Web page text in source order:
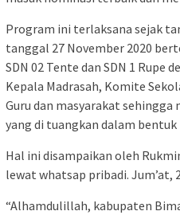
Program ini terlaksana sejak
tanggal 27 November 2020
SDN 02 Tente dan SDN 1 Rupe
Kepala Madrasah, Komite
Guru dan masyarakat sehingga
yang di tuangkan dalam bentuk
Hal ini disampaikan oleh
lewat whatsap pribadi. Jum’at,
“Alhamdulillah, kabupaten